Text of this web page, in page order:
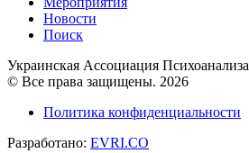
Новости
Поиск
Украинская Ассоциация Психоанализа
© Все права защищены. 2026
Политика конфиденциальности
Разработано: EVRI.CO